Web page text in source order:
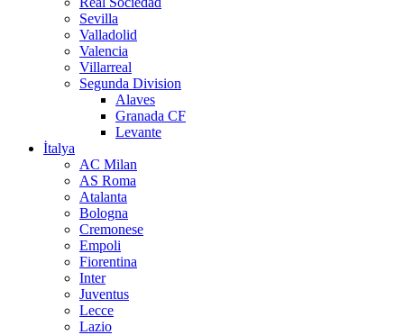
Sevilla
Valladolid
Valencia
Villarreal
Segunda Division
Alaves
Granada CF
Levante
İtalya
AC Milan
AS Roma
Atalanta
Bologna
Cremonese
Empoli
Fiorentina
Inter
Juventus
Lecce
Lazio